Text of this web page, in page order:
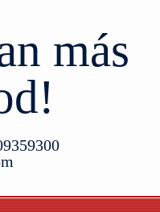
más